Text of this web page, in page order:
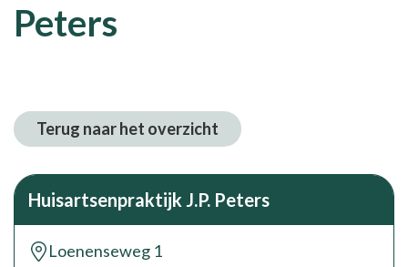
Peters
Terug naar het overzicht
Huisartsenpraktijk J.P. Peters
Loenenseweg 1